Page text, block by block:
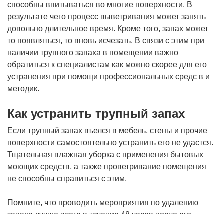
способны впитываться во многие поверхности. В
результате чего процесс выветривания может занять
довольно длительное время. Кроме того, запах может
то появляться, то вновь исчезать. В связи с этим при
наличии трупного запаха в помещении важно
обратиться к специалистам как можно скорее для его
устранения при помощи профессиональных средс в и
методик.
Как устранить трупный запах
Если трупный запах въелся в мебель, стены и прочие
поверхности самостоятельно устранить его не удастся.
Тщательная влажная уборка с применения бытовых
моющих средств, а также проветривание помещения
не способны справиться с этим.
Помните, что проводить мероприятия по удалению